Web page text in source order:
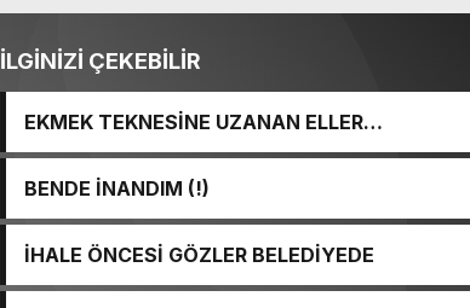
İLGİNİZİ ÇEKEBİLİR
EKMEK TEKNESİNE UZANAN ELLER…
BENDE İNANDIM (!)
İHALE ÖNCESİ GÖZLER BELEDİYEDE